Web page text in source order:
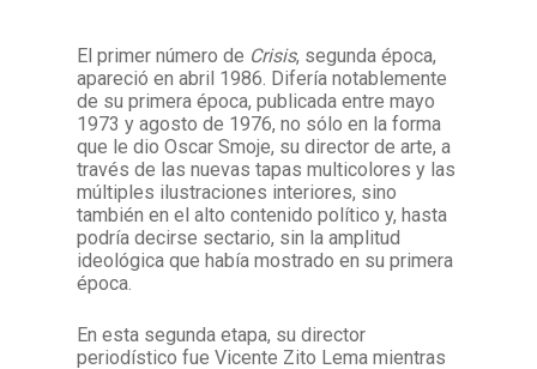
Facebook
Instagram
Twitter
Mail
El primer número de Crisis, segunda época,
apareció en abril 1986. Difería notablemente
de su primera época, publicada entre mayo
1973 y agosto de 1976, no sólo en la forma
que le dio Oscar Smoje, su director de arte, a
través de las nuevas tapas multicolores y las
múltiples ilustraciones interiores, sino
también en el alto contenido político y, hasta
podría decirse sectario, sin la amplitud
ideológica que había mostrado en su primera
época.
En esta segunda etapa, su director
periodístico fue Vicente Zito Lema mientras